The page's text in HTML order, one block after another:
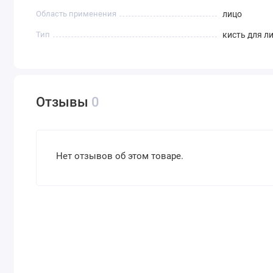
Область применения лицо
Тип кисть для
Отзывы 0
Нет отзывов об этом товаре.